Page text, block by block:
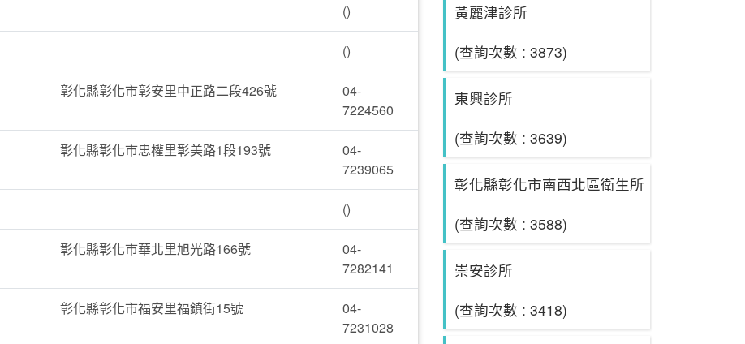
()
()
彰化縣彰化市彰安里中正路二段426號
04-
7224560
彰化縣彰化市忠權里彰美路1段193號
04-
7239065
()
彰化縣彰化市華北里旭光路166號
04-
7282141
彰化縣彰化市福安里福鎮街15號
04-
7231028
黃麗津診所
(查詢次數 : 3873)
東興診所
(查詢次數 : 3639)
彰化縣彰化市南西北區衛生所
(查詢次數 : 3588)
崇安診所
(查詢次數 : 3418)